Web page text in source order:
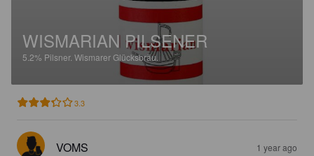
WISMARIAN PILSENER
5.2% Pilsner. Wismarer Glücksbräu.
3.3
VOMS 1 year ago